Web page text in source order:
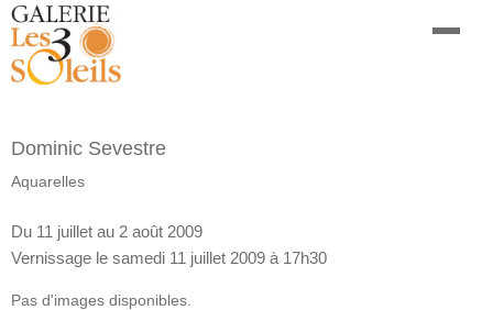
Dominic Sevestre
Aquarelles
Du 11 juillet au 2 août 2009
Vernissage le samedi 11 juillet 2009 à 17h30
Pas d'images disponibles.